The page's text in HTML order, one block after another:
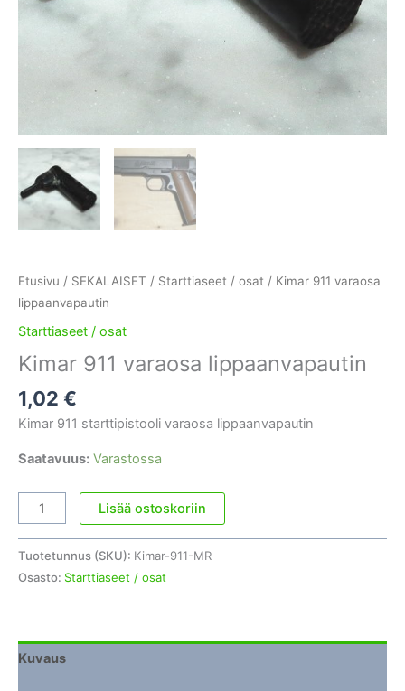
Etusivu / SEKALAISET / Starttiaseet / osat / Kimar 911 varaosa
lippaanvapautin
Starttiaseet / osat
Kimar 911 varaosa lippaanvapautin
1,02 €
Kimar 911 starttipistooli varaosa lippaanvapautin
Saatavuus: Varastossa
Kimar
911
Lisää ostoskoriin
Tuotetunnus (SKU): Kimar-911-MR
Osasto: Starttiaseet / osat
Kuvaus